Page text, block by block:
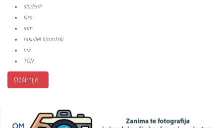
studenti
kirs
iom
fakultet filozofski
niš
TON
Opširnije...